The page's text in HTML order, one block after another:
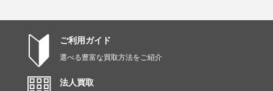
ご利用ガイド
選べる豊富な買取方法をご紹介
法人買取